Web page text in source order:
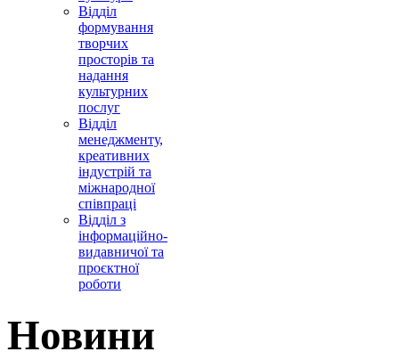
Відділ
формування
творчих
просторів та
надання
культурних
послуг
Відділ
менеджменту,
креативних
індустрій та
міжнародної
співпраці
Відділ з
інформаційно-
видавничої та
проєктної
роботи
Новини